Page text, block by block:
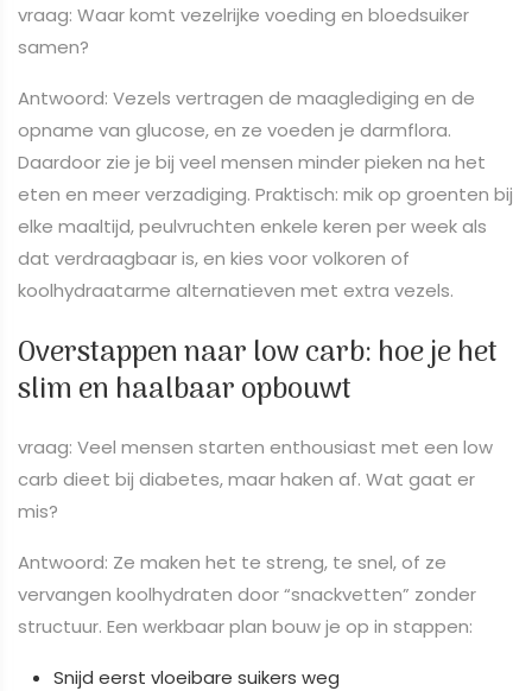
vraag: Waar komt vezelrijke voeding en bloedsuiker
samen?
Antwoord: Vezels vertragen de maaglediging en de
opname van glucose, en ze voeden je darmflora.
Daardoor zie je bij veel mensen minder pieken na het
eten en meer verzadiging. Praktisch: mik op groenten bij
elke maaltijd, peulvruchten enkele keren per week als
dat verdraagbaar is, en kies voor volkoren of
koolhydraatarme alternatieven met extra vezels.
Overstappen naar low carb: hoe je het
slim en haalbaar opbouwt
vraag: Veel mensen starten enthousiast met een low
carb dieet bij diabetes, maar haken af. Wat gaat er
mis?
Antwoord: Ze maken het te streng, te snel, of ze
vervangen koolhydraten door “snackvetten” zonder
structuur. Een werkbaar plan bouw je op in stappen:
Snijd eerst vloeibare suikers weg